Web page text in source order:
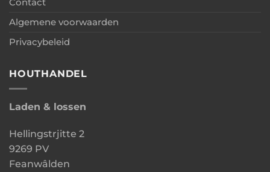
Algemene voorwaarden
Privacybeleid
HOUTHANDEL
Laden & lossen
Hellingstrjitte 2
9269 PV
Feanwâlden